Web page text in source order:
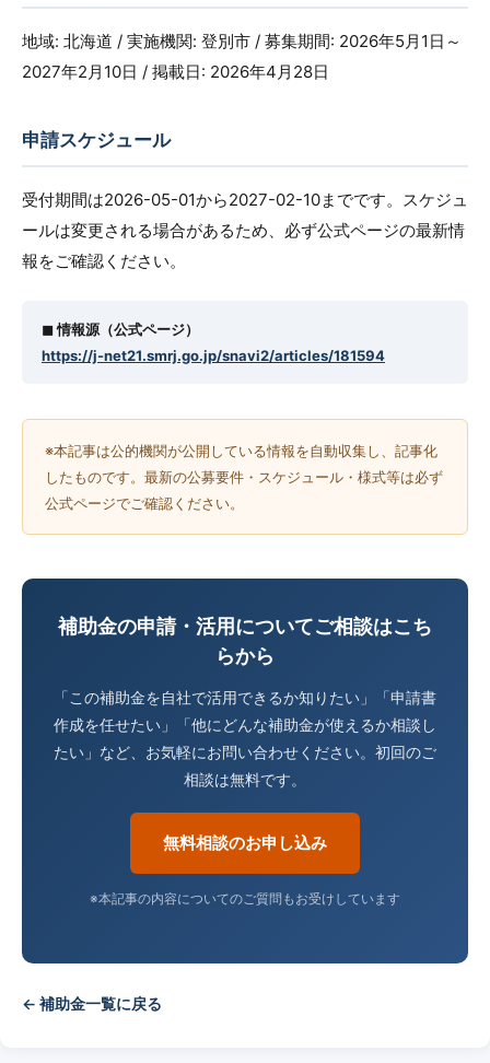
地域: 北海道 / 実施機関: 登別市 / 募集期間: 2026年5月1日～
2027年2月10日 / 掲載日: 2026年4月28日
申請スケジュール
受付期間は2026-05-01から2027-02-10までです。スケジュ
ールは変更される場合があるため、必ず公式ページの最新情
報をご確認ください。
◼︎ 情報源（公式ページ）
https://j-net21.smrj.go.jp/snavi2/articles/181594
※本記事は公的機関が公開している情報を自動収集し、記事化
したものです。最新の公募要件・スケジュール・様式等は必ず
公式ページでご確認ください。
補助金の申請・活用についてご相談はこち
らから
「この補助金を自社で活用できるか知りたい」「申請書
作成を任せたい」「他にどんな補助金が使えるか相談し
たい」など、お気軽にお問い合わせください。初回のご
相談は無料です。
無料相談のお申し込み
※本記事の内容についてのご質問もお受けしています
← 補助金一覧に戻る